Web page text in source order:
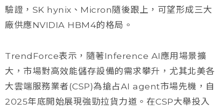
驗證，SK hynix、Micron隨後跟上，可望形成三大
廠供應NVIDIA HBM4的格局。
TrendForce表示，隨著Inference AI應用場景擴
大，市場對高效能儲存設備的需求攀升，尤其北美各
大雲端服務業者(CSP)為搶占AI agent市場先機，自
2025年底開始展現強勁拉貨力道。在CSP大舉投入